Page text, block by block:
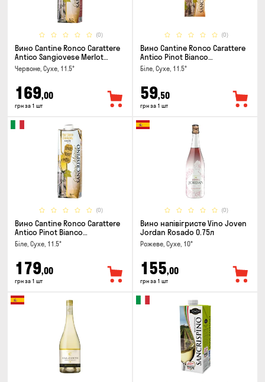
(0)
Вино Cantine Ronco Carattere
Antico Sangiovese Merlot
Rubicone IGT 1л
Червоне, Сухе, 11.5°
169,00
грн за 1 шт
(0)
Вино Cantine Ronco Carattere
Antico Pinot Bianco
Chardonnay Rubicone IGT 0.25л
Біле, Сухе, 11.5°
59,50
грн за 1 шт
(0)
Вино Cantine Ronco Carattere
Antico Pinot Bianco
Chardonnay Rubicone IGT 1л
Біле, Сухе, 11.5°
179,00
грн за 1 шт
(0)
Вино напівігристе Vino Joven
Jordan Rosado 0.75л
Рожеве, Сухе, 10°
155,00
грн за 1 шт